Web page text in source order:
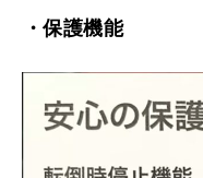
・保護機能